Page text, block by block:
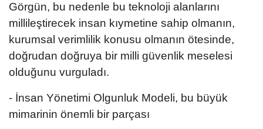
Görgün, bu nedenle bu teknoloji alanlarını
millileştirecek insan kıymetine sahip olmanın,
kurumsal verimlilik konusu olmanın ötesinde,
doğrudan doğruya bir milli güvenlik meselesi
olduğunu vurguladı.
- İnsan Yönetimi Olgunluk Modeli, bu büyük
mimarinin önemli bir parçası